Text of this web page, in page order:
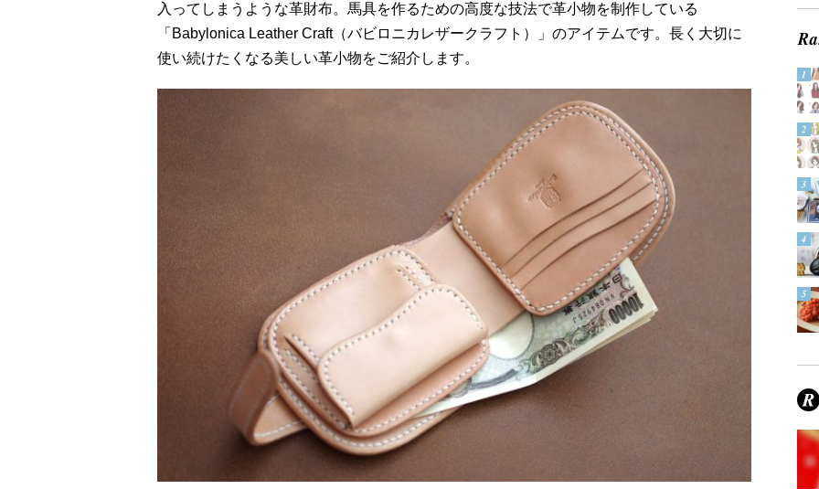
入ってしまうような革財布。馬具を作るための高度な技法で革小物を制作している
「Babylonica Leather Craft（バビロニカレザークラフト）」のアイテムです。長く大切に
使い続けたくなる美しい革小物をご紹介します。